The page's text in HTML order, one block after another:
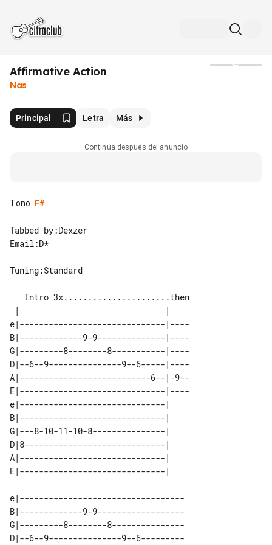
Affirmative Action
Nas
Principal Letra Más
Continúa después del anuncio
Tono: F#
Tabbed by:Dexzer
Email:D*
Tuning:Standard
e|------------------------------|----
B|-------------9-9--------------|----
G|---------8--------8-----------|----
D|--6--9---------------9--6-----|----
A|---------------------------6--|-9--
E|------------------------------|----
e|------------------------------|
B|------------------------------|
G|---8-10-11-10-8---------------|
D|8-----------------------------|
A|------------------------------|
e|----------------------------------
B|-------------9-9------------------
G|---------8--------8---------------
D|--6--9---------------9--6---------